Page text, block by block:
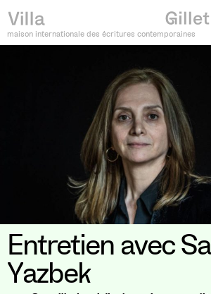
maison internationale des écritures contemporaines
Entretien avec
Yazbek